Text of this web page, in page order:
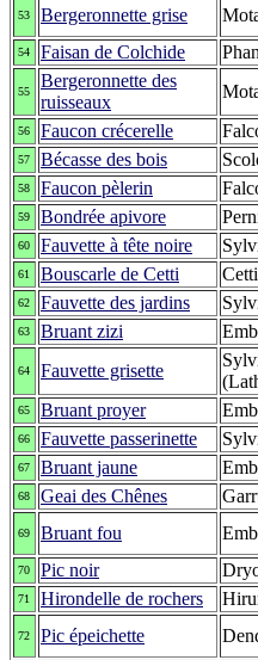
53 Bergeronnette grise
54 Faisan de Colchide
55
Bergeronnette des
ruisseaux
56 Faucon crécerelle
57 Bécasse des bois
58 Faucon pèlerin
59 Bondrée apivore
60 Fauvette à tête noire
61 Bouscarle de Cetti
62 Fauvette des jardins
63 Bruant zizi
64 Fauvette grisette
65 Bruant proyer
66 Fauvette passerinette
67 Bruant jaune
68 Geai des Chênes
69 Bruant fou
70 Pic noir
71 Hirondelle de rochers
72 Pic épeichette